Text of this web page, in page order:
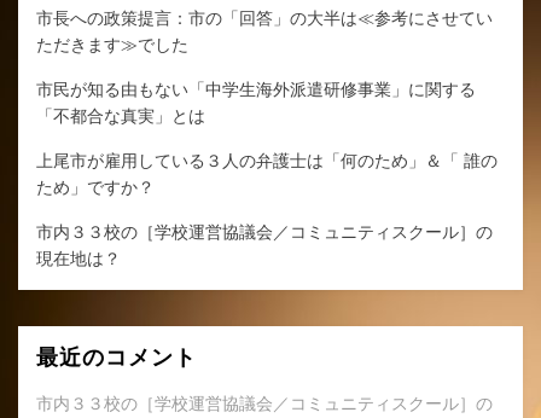
市長への政策提言：市の「回答」の大半は≪参考にさせてい
ただきます≫でした
市民が知る由もない「中学生海外派遣研修事業」に関する
「不都合な真実」とは
上尾市が雇用している３人の弁護士は「何のため」＆「 誰の
ため」ですか？
市内３３校の［学校運営協議会／コミュニティスクール］の
現在地は？
最近のコメント
市内３３校の［学校運営協議会／コミュニティスクール］の